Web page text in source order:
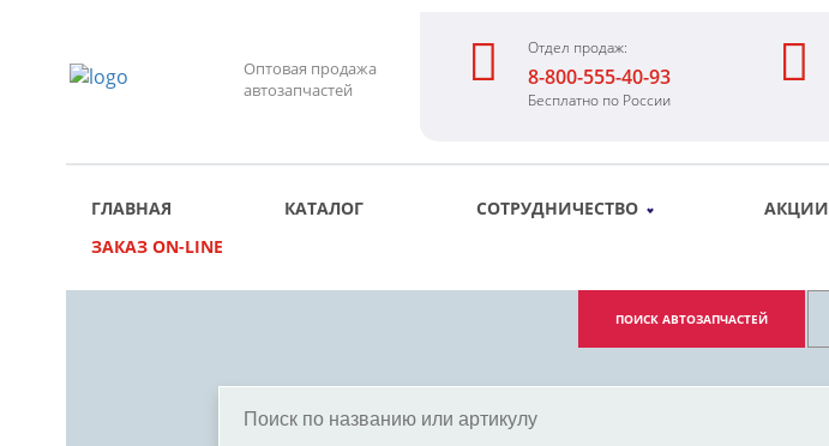
Оптовая продажа
автозапчастей
Отдел продаж:
8-800-555-40-93
Бесплатно по России
ГЛАВНАЯ КАТАЛОГ СОТРУДНИЧЕСТВО АКЦИИ
ЗАКАЗ ON-LINE
ПОИСК АВТОЗАПЧАСТЕЙ